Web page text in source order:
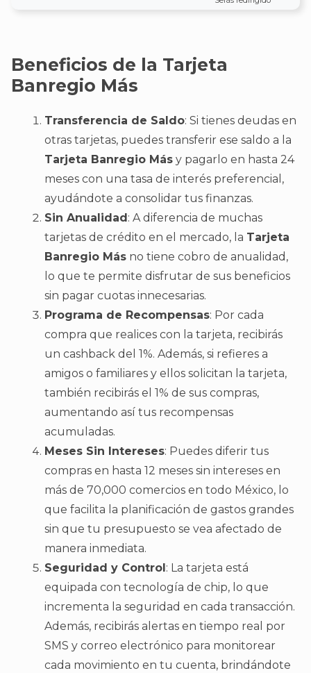
Beneficios de la Tarjeta
Banregio Más
Transferencia de Saldo: Si tienes deudas en
otras tarjetas, puedes transferir ese saldo a la
Tarjeta Banregio Más y pagarlo en hasta 24
meses con una tasa de interés preferencial,
ayudándote a consolidar tus finanzas.
Sin Anualidad : A diferencia de muchas
tarjetas de crédito en el mercado, la Tarjeta
Banregio Más no tiene cobro de anualidad,
lo que te permite disfrutar de sus beneficios
sin pagar cuotas innecesarias.
Programa de Recompensas: Por cada
compra que realices con la tarjeta, recibirás
un cashback del 1%. Además, si refieres a
amigos o familiares y ellos solicitan la tarjeta,
también recibirás el 1% de sus compras,
aumentando así tus recompensas
acumuladas.
Meses Sin Intereses: Puedes diferir tus
compras en hasta 12 meses sin intereses en
más de 70,000 comercios en todo México, lo
que facilita la planificación de gastos grandes
sin que tu presupuesto se vea afectado de
manera inmediata.
Seguridad y Control : La tarjeta está
equipada con tecnología de chip, lo que
incrementa la seguridad en cada transacción.
Además, recibirás alertas en tiempo real por
SMS y correo electrónico para monitorear
cada movimiento en tu cuenta, brindándote